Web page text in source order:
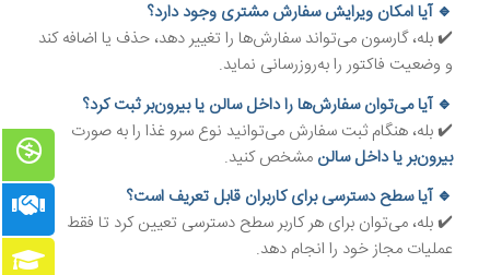
🔹 آیا امکان ویرایش سفارش مشتری وجود دارد؟
✔️ بله، گارسون می‌تواند سفارش‌ها را تغییر دهد، حذف یا اضافه کند
و وضعیت فاکتور را به‌روزرسانی نماید.
🔹 آیا می‌توان سفارش‌ها را داخل سالن یا بیرون‌بر ثبت کرد؟
✔️ بله، هنگام ثبت سفارش می‌توانید نوع سرو غذا را به صورت
بیرون‌بر یا داخل سالن مشخص کنید.
🔹 آیا سطح دسترسی برای کاربران قابل تعریف است؟
✔️ بله، می‌توان برای هر کاربر سطح دسترسی تعیین کرد تا فقط
عملیات مجاز خود را انجام دهد.